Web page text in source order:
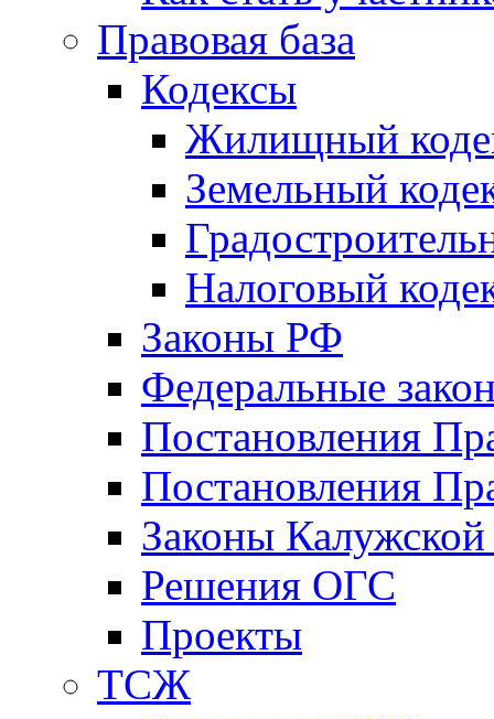
Правовая база
Кодексы
Жилищный
Земельный
Налоговый
Законы РФ
Федеральные
Постановления
Постановления
Законы Калужской
Решения ОГС
Проекты
ТСЖ